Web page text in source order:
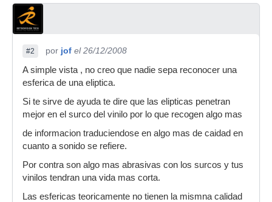
#2 por jof el 26/12/2008
A simple vista , no creo que nadie sepa reconocer una
esferica de una eliptica.
Si te sirve de ayuda te dire que las elipticas penetran
mejor en el surco del vinilo por lo que recogen algo mas
de informacion traduciendose en algo mas de caidad en
cuanto a sonido se refiere.
Por contra son algo mas abrasivas con los surcos y tus
vinilos tendran una vida mas corta.
Las esfericas teoricamente no tienen la mismna calidad